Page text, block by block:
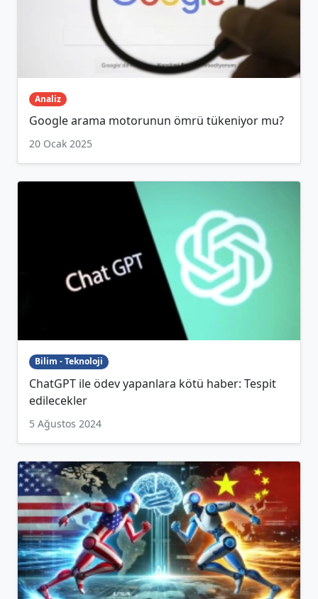
Analiz
Google arama motorunun ömrü tükeniyor mu?
20 Ocak 2025
Bilim - Teknoloji
ChatGPT ile ödev yapanlara kötü haber: Tespit
edilecekler
5 Ağustos 2024